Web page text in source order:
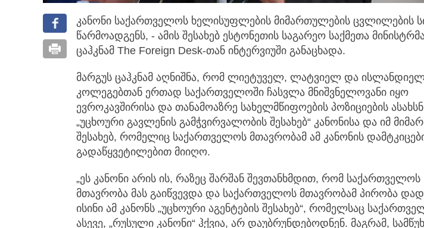
კანონი საქართველოს ხელისუფლების მიმართულების ცვლილების
წარმოადგენს, - ამის შესახებ ესტონეთის საგარეო საქმეთა
ცაჰკნამ The Foreign Desk-თან ინტერვიუში განაცხადა.
მარგუს ცაჰკნამ აღნიშნა, რომ ლიეტუველ, ლატვიელ და
კოლეგებთან ერთად საქართველოში ჩასვლა მნიშვნელოვანი იყო
ევროკავშირისა და თანამოაზრე სახელმწიფოების პოზიციების
„უცხოური გავლენის გამჭვირვალობის შესახებ“ კანონისა და იმ
შესახებ, რომელიც საქართველოს მთავრობამ ამ კანონის
გადაწყვეტილებით მიიღო.
„ეს კანონი არის ის, რაზეც შარშან შევთანხმდით, რომ საქართველოს
მთავრობა მას გაიწვევდა და საქართველოს მთავრობამ პირობა
ისინი ამ კანონს „უცხოური აგენტების შესახებ“, რომელსაც
ასევე, „რუსული კანონი“ ჰქვია, არ დაუბრუნდებოდნენ. მაგრამ,